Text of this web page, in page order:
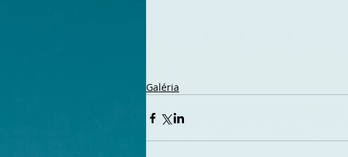
Galéria